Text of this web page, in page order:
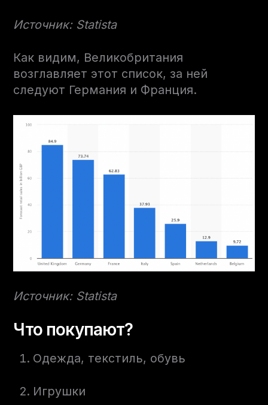
Источник: Statista
Как видим, Великобритания
возглавляет этот список, за ней
следуют Германия и Франция.
Источник: Statista
Что покупают?
Одежда, текстиль, обувь
Игрушки